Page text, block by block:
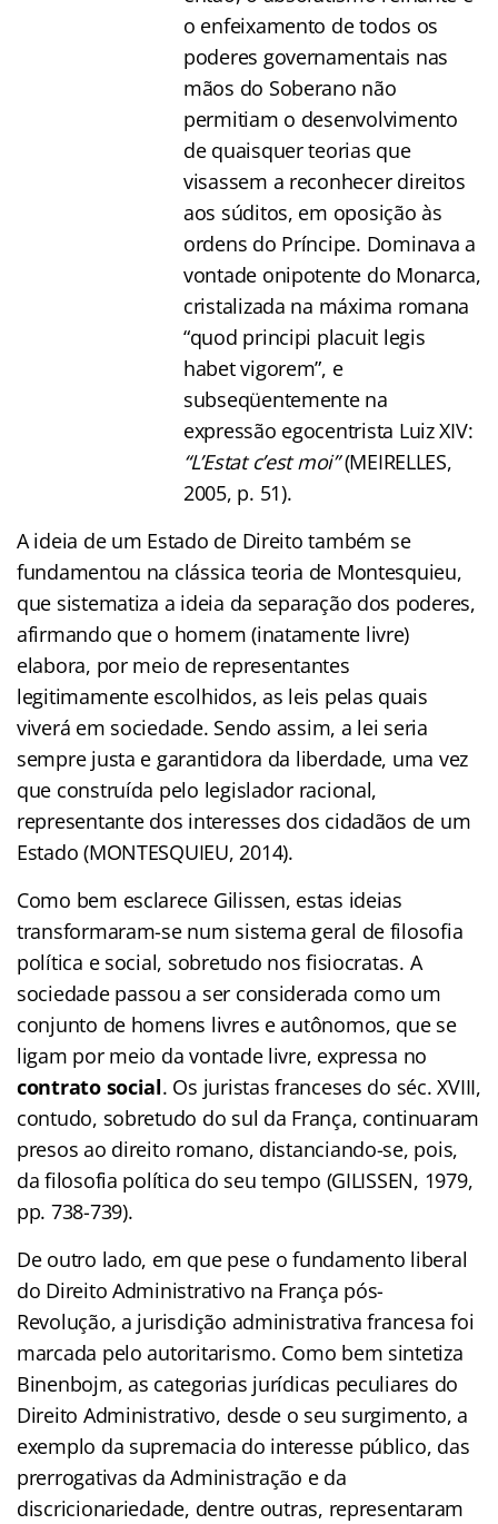
o enfeixamento de todos os
poderes governamentais nas
mãos do Soberano não
permitiam o desenvolvimento
de quaisquer teorias que
visassem a reconhecer direitos
aos súditos, em oposição às
ordens do Príncipe. Dominava a
vontade onipotente do Monarca,
cristalizada na máxima romana
“quod principi placuit legis
habet vigorem”, e
subseqüentemente na
expressão egocentrista Luiz XIV:
“L’Estat c’est moi”(MEIRELLES,
2005, p. 51).
A ideia de um Estado de Direito também se
fundamentou na clássica teoria de Montesquieu,
que sistematiza a ideia da separação dos poderes,
afirmando que o homem (inatamente livre)
elabora, por meio de representantes
legitimamente escolhidos, as leis pelas quais
viverá em sociedade. Sendo assim, a lei seria
sempre justa e garantidora da liberdade, uma vez
que construída pelo legislador racional,
representante dos interesses dos cidadãos de um
Estado (MONTESQUIEU, 2014).
Como bem esclarece Gilissen, estas ideias
transformaram-se num sistema geral de filosofia
política e social, sobretudo nos fisiocratas. A
sociedade passou a ser considerada como um
conjunto de homens livres e autônomos, que se
ligam por meio da vontade livre, expressa no
contrato social. Os juristas franceses do séc. XVIII,
contudo, sobretudo do sul da França, continuaram
presos ao direito romano, distanciando-se, pois,
da filosofia política do seu tempo (GILISSEN, 1979,
pp. 738-739).
De outro lado, em que pese o fundamento liberal
do Direito Administrativo na França pós-
Revolução, a jurisdição administrativa francesa foi
marcada pelo autoritarismo. Como bem sintetiza
Binenbojm, as categorias jurídicas peculiares do
Direito Administrativo, desde o seu surgimento, a
exemplo da supremacia do interesse público, das
prerrogativas da Administração e da
discricionariedade, dentre outras, representaram